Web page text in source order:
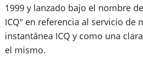
1999 y lanzado bajo el nombre
ICQ" en referencia al servicio de
instantánea ICQ y como una
el mismo.